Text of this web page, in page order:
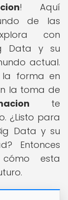
! Aquí
de las
con
Data y su
actual.
la forma en
la toma de
te
¿Listo para
Data y su
Entonces
esta